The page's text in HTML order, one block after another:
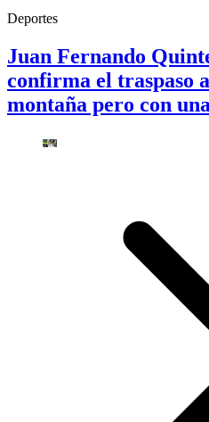
Deportes
Juan Fernando
confirma el traspaso
montaña pero con